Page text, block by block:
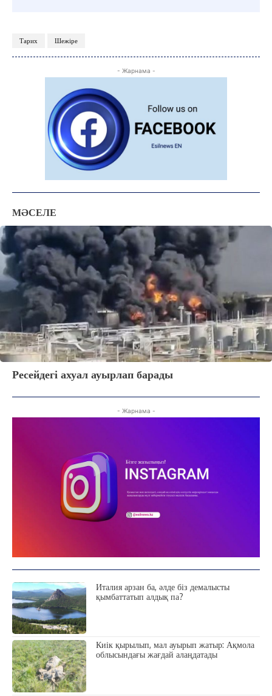
Тарих Шежіре
- Жарнама -
МӘСЕЛЕ
Ресейдегі ахуал ауырлап барады
- Жарнама -
Италия арзан ба, әлде біз демалысты
қымбаттатып алдық па?
Киік қырылып, мал ауырып жатыр: Ақмола
облысындағы жағдай алаңдатады